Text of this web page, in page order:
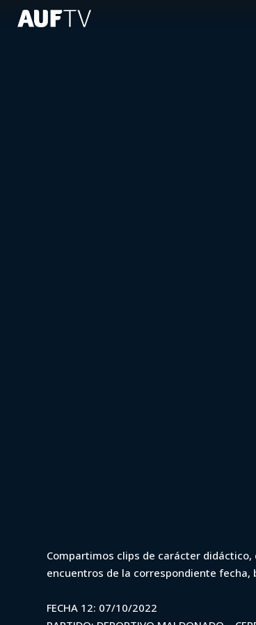
VAR -
Maldonado
Compartimos clips de carácter
encuentros de la correspondiente fecha,
FECHA 12: 07/10/2022